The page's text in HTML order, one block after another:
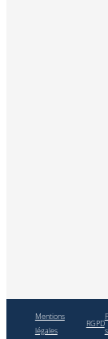
Mentions
légales
RGPD